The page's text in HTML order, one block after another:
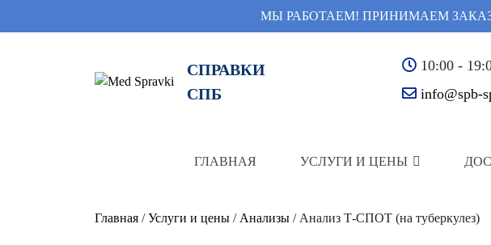
МЫ РАБОТАЕМ! ПРИНИМАЕМ
СПРАВКИ
СПБ
10:00 -
info@spb-
ГЛАВНАЯ УСЛУГИ И ЦЕНЫ
Главная /Услуги и цены / Анализы / Анализ Т-СПОТ (на туберкулез)